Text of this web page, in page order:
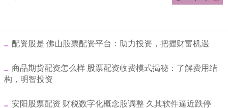
​配资股是 佛山股票配资平台：助力投资，把握财富机遇
​商品期货配资怎么样 股票配资收费模式揭秘：了解费用结
构，明智投资
​安阳股票配资 财税数字化概念股调整 久其软件逼近跌停